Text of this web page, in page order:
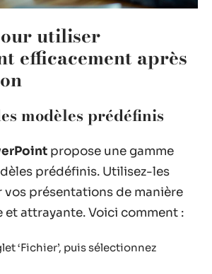
utiliser
efficacement après
modèles prédéfinis
propose une gamme
prédéfinis. Utilisez-les
présentations de manière
et attrayante. Voici comment :
‘Fichier’, puis sélectionnez